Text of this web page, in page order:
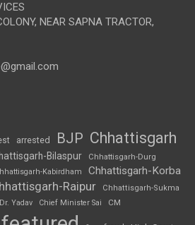
NEAR SAPNA TRACTOR,
arrested BJP Chhattisgarh
Bilaspur Chhattisgarh-Durg
Kabirdham Chhattisgarh-Korba
Raipur
Chhattisgarh-Sukma
Yadav Chief Minister Sai CM